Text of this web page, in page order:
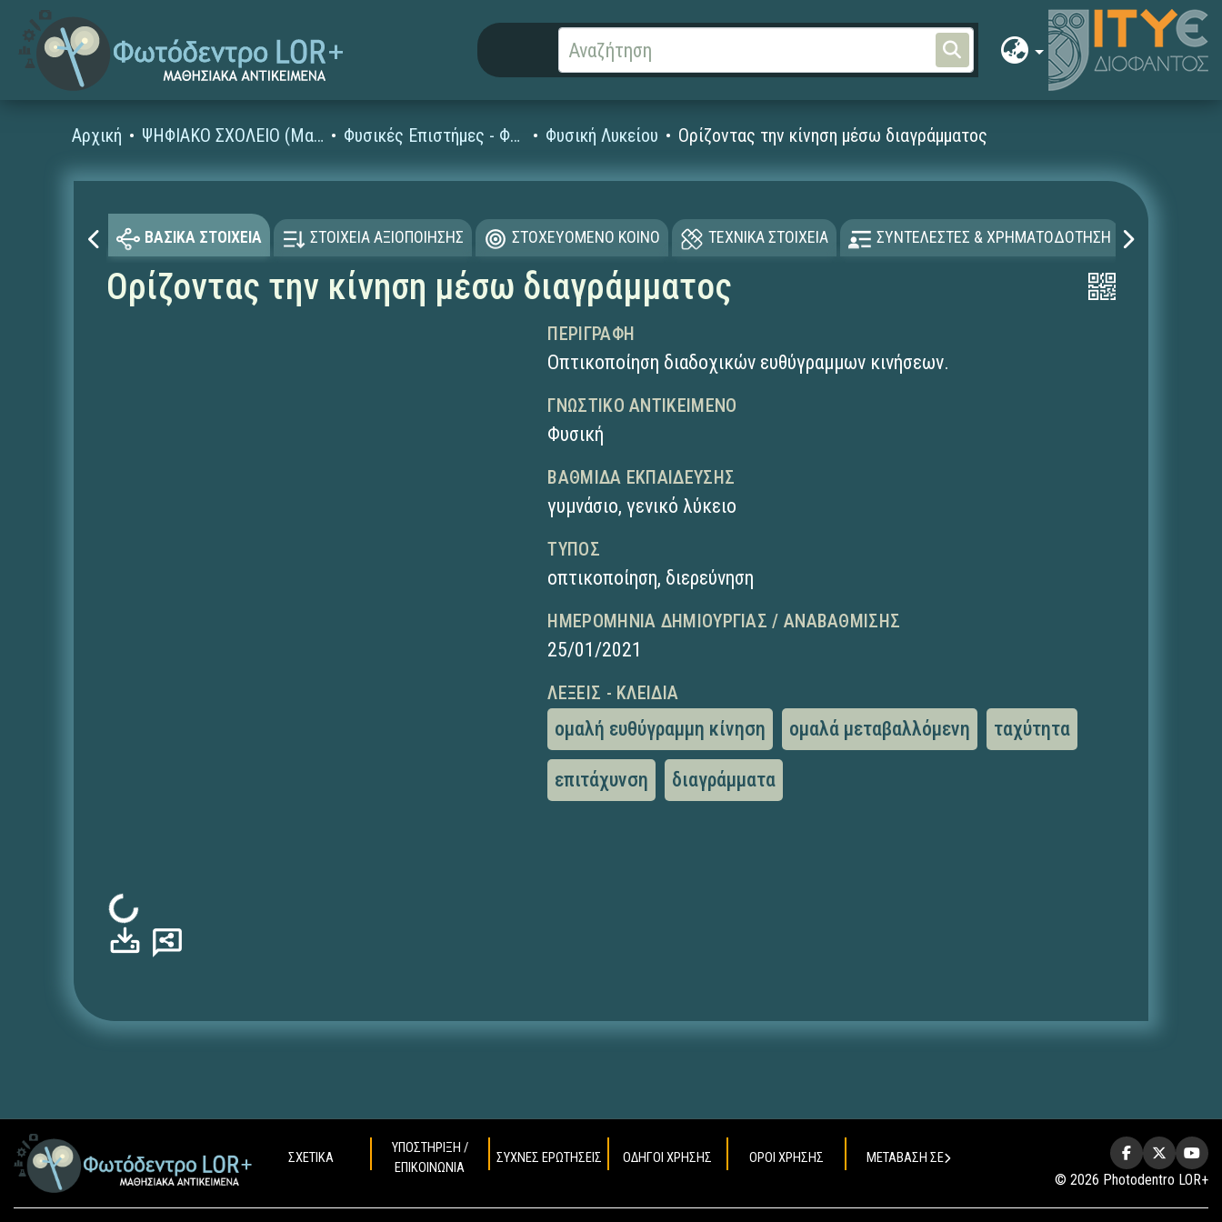
Αρχική ΨΗΦΙΑΚΟ ΣΧΟΛΕΙΟ (Μαθησιακά Αντικείμενα) Φυσικές Επιστήμες - Φυσική Φυσική Λυκείου Ορίζοντας την κίνηση μέσω διαγράμματος
ΒΑΣΙΚΑ ΣΤΟΙΧΕΙΑ ΣΤΟΙΧΕΙΑ ΑΞΙΟΠΟΙΗΣΗΣ ΣΤΟΧΕΥΟΜΕΝΟ ΚΟΙΝΟ ΤΕΧΝΙΚΑ ΣΤΟΙΧΕΙΑ ΣΥΝΤΕΛΕΣΤΕΣ & ΧΡΗΜΑΤΟΔΟΤΗΣΗ
Ορίζοντας την κίνηση μέσω διαγράμματος
Φόρτωση...
ΠΕΡΙΓΡΑΦΉ
Οπτικοποίηση διαδοχικών ευθύγραμμων κινήσεων.
ΓΝΩΣΤΙΚΌ ΑΝΤΙΚΕΊΜΕΝΟ
Φυσική
ΒΑΘΜΊΔΑ ΕΚΠΑΊΔΕΥΣΗΣ
γυμνάσιο,γενικό λύκειο
ΤΎΠΟΣ
οπτικοποίηση, διερεύνηση
ΗΜΕΡΟΜΗΝΊΑ ΔΗΜΙΟΥΡΓΊΑΣ / ΑΝΑΒΆΘΜΙΣΗΣ
25/01/2021
ΛΈΞΕΙΣ - ΚΛΕΙΔΙΆ
ομαλή ευθύγραμμη κίνηση ομαλά μεταβαλλόμενη ταχύτητα
επιτάχυνση διαγράμματα
ΣΧΕΤΙΚΑ
ΥΠΟΣΤΗΡΙΞΗ /
ΕΠΙΚΟΙΝΩΝΙΑ
ΣΥΧΝΕΣ ΕΡΩΤΗΣΕΙΣ ΟΔΗΓΟΙ ΧΡΗΣΗΣ ΟΡΟΙ ΧΡΗΣΗΣ ΜΕΤΑΒΑΣΗ ΣΕ
© 2026 Photodentro LOR+